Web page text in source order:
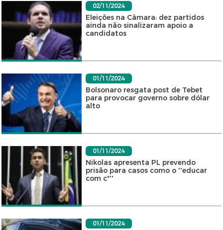
02/11/2024
Eleições na Câmara: dez partidos
ainda não sinalizaram apoio a
candidatos
01/11/2024
Bolsonaro resgata post de Tebet
para provocar governo sobre dólar
alto
01/11/2024
Nikolas apresenta PL prevendo
prisão para casos como o ''educar
com c*''
01/11/2024